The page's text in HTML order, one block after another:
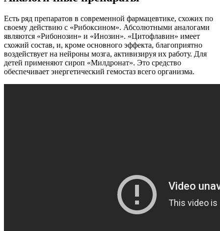
Есть ряд препаратов в современной фармацевтике, схожих по
своему действию с «Рибоксином». Абсолютными аналогами
являются «Рибонозин» и «Инозин». «Цитофлавин» имеет
схожий состав, и, кроме основного эффекта, благоприятно
воздействует на нейроны мозга, активизируя их работу. Для
детей применяют сироп «Милдронат». Это средство
обеспечивает энергетический гемостаз всего организма.